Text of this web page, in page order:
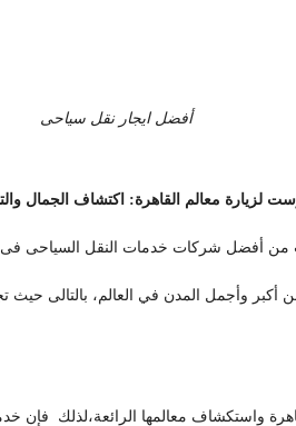
أفضل ايجار نقل سياحى
معالم القاهرة: اكتشاف الجمال
من أفضل شركات خدمات النقل السياحى فى
وأجمل المدن في العالم، بالتالى حيث
واستكشاف معالمها الرائعة،لذلك فإن